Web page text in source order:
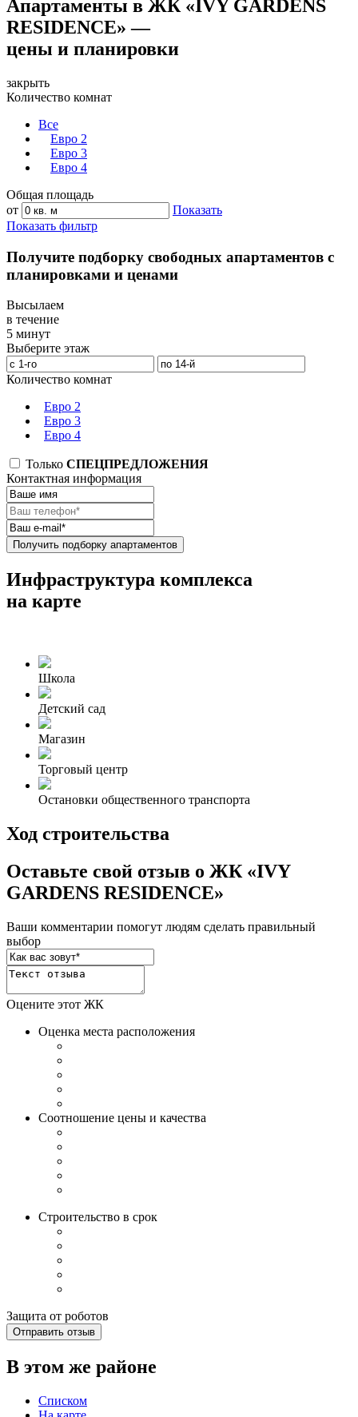
Апартаменты в ЖК «IVY GARDENS
RESIDENCE» —
цены и планировки
закрыть
Количество комнат
Все
Евро 2
Евро 3
Евро 4
Общая площадь
от
Показать
Показать фильтр
Получите подборку свободных апартаментов с
планировками и ценами
Высылаем
в течение
5 минут
Выберите этаж
Количество комнат
Евро 2
Евро 3
Евро 4
Только СПЕЦПРЕДЛОЖЕНИЯ
Контактная информация
Получить подборку апартаментов
Инфраструктура комплекса
на карте
Школа
Детский сад
Магазин
Торговый центр
Остановки общественного транспорта
Ход строительства
Оставьте свой отзыв о ЖК «IVY
GARDENS RESIDENCE»
Ваши комментарии помогут людям сделать правильный
выбор
Оцените этот ЖК
Оценка места расположения
Соотношение цены и качества
Строительство в срок
Защита от роботов
Отправить отзыв
В этом же районе
Списком